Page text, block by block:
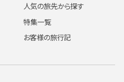
人気の旅先から探す
特集一覧
お客様の旅行記